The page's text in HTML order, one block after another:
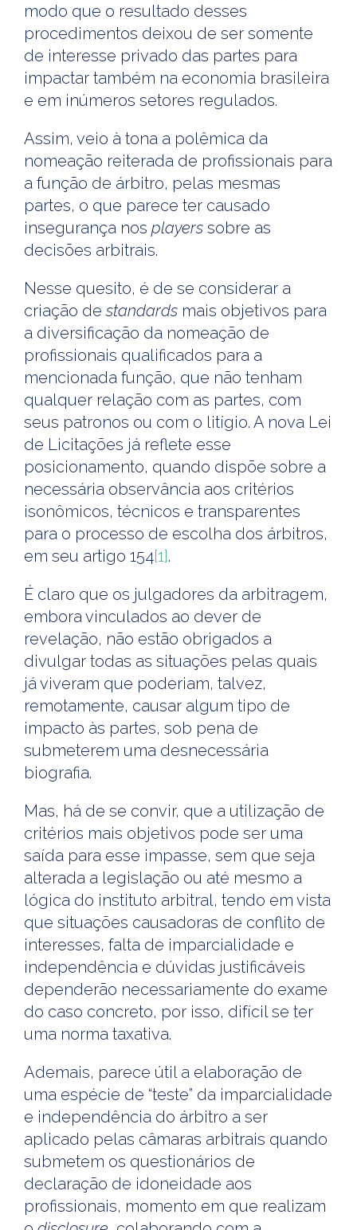
modo que o resultado desses
procedimentos deixou de ser somente
de interesse privado das partes para
impactar também na economia brasileira
e em inúmeros setores regulados.
Assim, veio à tona a polêmica da
nomeação reiterada de profissionais para
a função de árbitro, pelas mesmas
partes, o que parece ter causado
insegurança nos players sobre as
decisões arbitrais.
Nesse quesito, é de se considerar a
criação destandards mais objetivos para
a diversificação da nomeação de
profissionais qualificados para a
mencionada função, que não tenham
qualquer relação com as partes, com
seus patronos ou com o litígio. A nova Lei
de Licitações já reflete esse
posicionamento, quando dispõe sobre a
necessária observância aos critérios
isonômicos, técnicos e transparentes
para o processo de escolha dos árbitros,
em seu artigo 154[1].
É claro que os julgadores da arbitragem,
embora vinculados ao dever de
revelação, não estão obrigados a
divulgar todas as situações pelas quais
já viveram que poderiam, talvez,
remotamente, causar algum tipo de
impacto às partes, sob pena de
submeterem uma desnecessária
biografia.
Mas, há de se convir, que a utilização de
critérios mais objetivos pode ser uma
saída para esse impasse, sem que seja
alterada a legislação ou até mesmo a
lógica do instituto arbitral, tendo em vista
que situações causadoras de conflito de
interesses, falta de imparcialidade e
independência e dúvidas justificáveis
dependerão necessariamente do exame
do caso concreto, por isso, difícil se ter
uma norma taxativa.
Ademais, parece útil a elaboração de
uma espécie de “teste” da imparcialidade
e independência do árbitro a ser
aplicado pelas câmaras arbitrais quando
submetem os questionários de
declaração de idoneidade aos
profissionais, momento em que realizam